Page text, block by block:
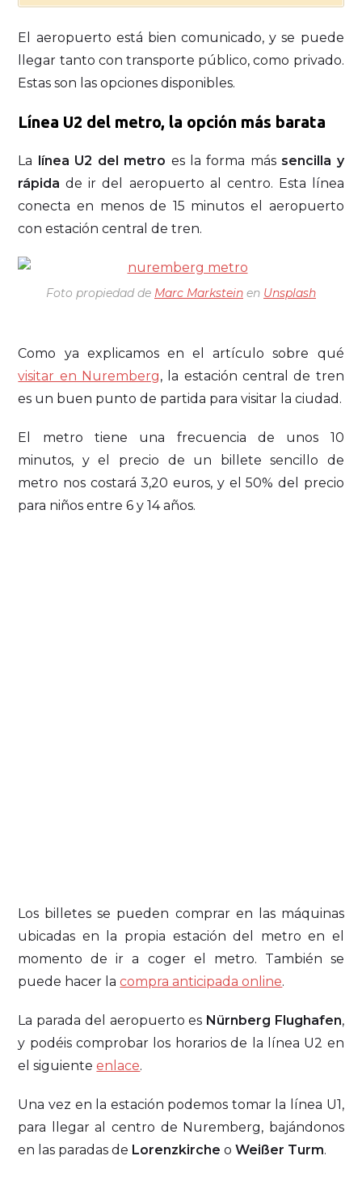
El aeropuerto está bien comunicado, y se puede
llegar tanto con transporte público, como privado.
Estas son las opciones disponibles.
Línea U2 del metro, la opción más barata
La línea U2 del metro es la forma más sencilla y
rápida de ir del aeropuerto al centro. Esta línea
conecta en menos de 15 minutos el aeropuerto
con estación central de tren.
Foto propiedad de Marc Markstein en Unsplash
Como ya explicamos en el artículo sobre qué
visitar en Nuremberg, la estación central de tren
es un buen punto de partida para visitar la ciudad.
El metro tiene una frecuencia de unos 10
minutos, y el precio de un billete sencillo de
metro nos costará 3,20 euros, y el 50% del precio
para niños entre 6 y 14 años.
Los billetes se pueden comprar en las máquinas
ubicadas en la propia estación del metro en el
momento de ir a coger el metro. También se
puede hacer lacompra anticipada online.
La parada del aeropuerto es Nürnberg Flughafen,
y podéis comprobar los horarios de la línea U2 en
el siguienteenlace.
Una vez en la estación podemos tomar la línea U1,
para llegar al centro de Nuremberg, bajándonos
en las paradas de Lorenzkirche oWeißer Turm.